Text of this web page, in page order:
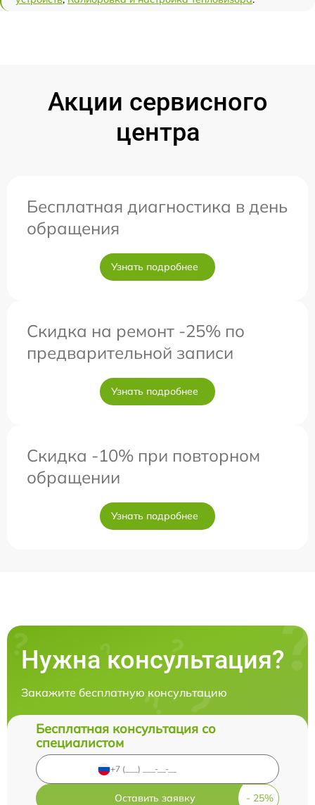
Акции сервисного
центра
Бесплатная диагностика в день
обращения
Узнать подробнее
Скидка на ремонт -25% по
предварительной записи
Узнать подробнее
Скидка -10% при повторном
обращении
Узнать подробнее
Нужна консультация?
Закажите бесплатную консультацию
Бесплатная консультация со
специалистом
Оставить заявку